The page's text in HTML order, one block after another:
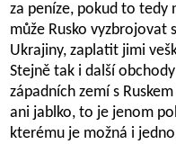
za peníze, pokud to tedy
může Rusko vyzbrojovat
Ukrajiny, zaplatit jimi
Stejně tak i další
západních zemí s
ani jablko, to je jenom
kterému je možná i